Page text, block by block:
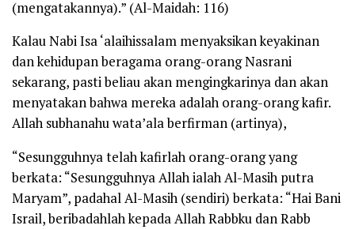
(mengatakannya).” (Al-Maidah: 116)
Kalau Nabi Isa‘alaihissalam menyaksikan keyakinan
dan kehidupan beragama orang-orang Nasrani
sekarang, pasti beliau akan mengingkarinya dan akan
menyatakan bahwa mereka adalah orang-orang kafir.
Allah subhanahu wata’alaberfirman (artinya),
“Sesungguhnya telah kafirlah orang-orang yang
berkata: “Sesungguhnya Allah ialah Al-Masih putra
Maryam”, padahal Al-Masih (sendiri) berkata: “Hai Bani
Israil, beribadahlah kepada Allah Rabbku dan Rabb